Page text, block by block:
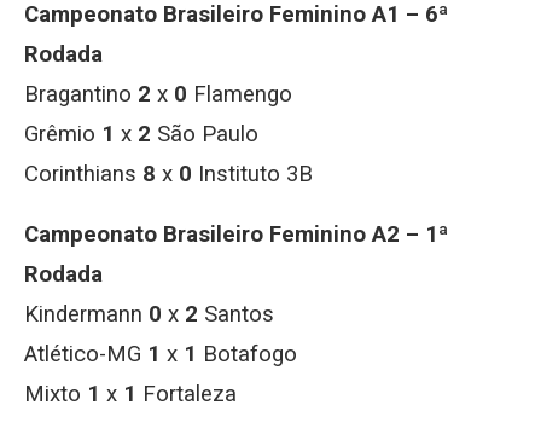
Campeonato Brasileiro Feminino A1 – 6ª
Rodada
Bragantino 2 x 0 Flamengo
Grêmio 1 x 2 São Paulo
Corinthians 8 x 0 Instituto 3B
Campeonato Brasileiro Feminino A2 – 1ª
Rodada
Kindermann 0 x 2 Santos
Atlético-MG 1 x 1 Botafogo
Mixto 1 x 1 Fortaleza